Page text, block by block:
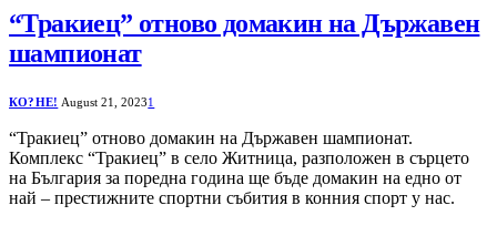
“Тракиец” отново домакин на Държавен
шампионат
КО?НЕ! August 21, 20231
“Тракиец” отново домакин на Държавен шампионат.
Комплекс “Тракиец” в село Житница, разположен в сърцето
на България за поредна година ще бъде домакин на едно от
най – престижните спортни събития в конния спорт у нас.